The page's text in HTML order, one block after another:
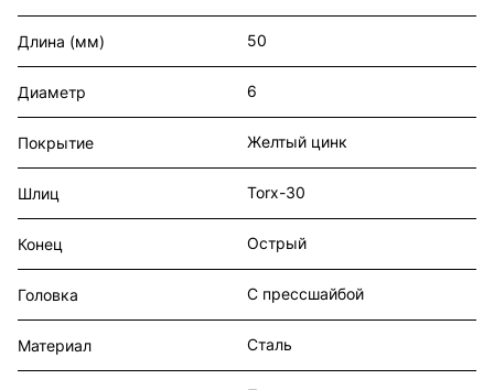
Длина (мм) 50
Диаметр 6
Покрытие Желтый цинк
Шлиц Torx-30
Конец Острый
Головка С прессшайбой
Материал Сталь